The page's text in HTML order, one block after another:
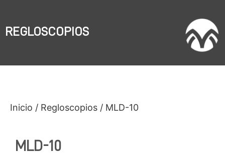
REGLOSCOPIOS
Inicio / Regloscopios / MLD-10
MLD-10